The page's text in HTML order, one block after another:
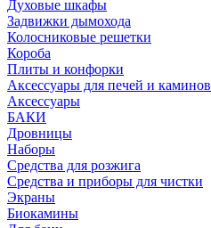
Духовые шкафы
Задвижки дымохода
Колосниковые решетки
Короба
Плиты и конфорки
Аксессуары для печей и каминов
Аксессуары
БАКИ
Дровницы
Наборы
Средства для розжига
Средства и приборы для чистки
Экраны
Биокамины